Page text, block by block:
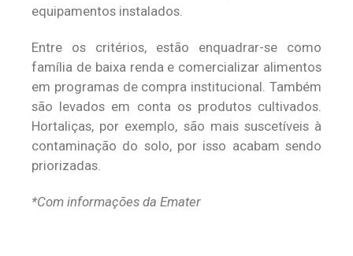
equipamentos instalados.
Entre os critérios, estão enquadrar-se como
família de baixa renda e comercializar alimentos
em programas de compra institucional. Também
são levados em conta os produtos cultivados.
Hortaliças, por exemplo, são mais suscetíveis à
contaminação do solo, por isso acabam sendo
priorizadas.
*Com informações da Emater